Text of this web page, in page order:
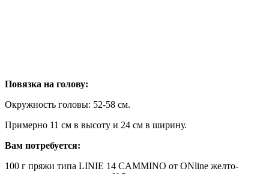
Повязка на голову:
Окружность головы: 52-58 см.
Примерно 11 см в высоту и 24 см в ширину.
Вам потребуется:
100 г пряжи типа LINIE 14 CAMMINO от ONline желто-